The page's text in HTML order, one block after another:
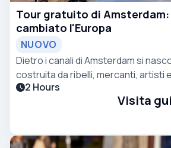
Tour gratuito di
cambiato l'Europa
NUOVO
Dietro i canali di Amsterdam si
costruita da ribelli, mercanti, artisti
Scoprite le storie e i segreti che la
visitatori non viene mai a
2 Hours
Visita